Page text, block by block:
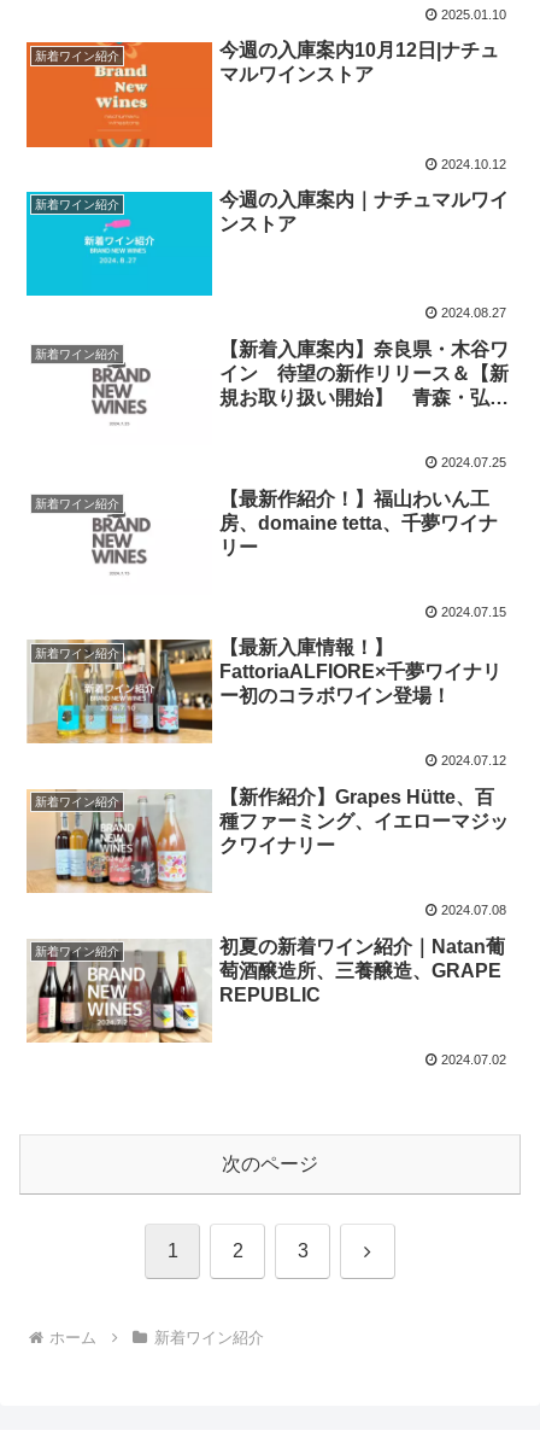
2025.01.10
新着ワイン紹介
今週の入庫案内10月12日|ナチュ
マルワインストア
2024.10.12
新着ワイン紹介
今週の入庫案内｜ナチュマルワイ
ンストア
2024.08.27
新着ワイン紹介
【新着入庫案内】奈良県・木谷ワ
イン 待望の新作リリース＆【新
規お取り扱い開始】 青森・弘
2024.07.25
新着ワイン紹介
【最新作紹介！】福山わいん工
房、domaine tetta、千夢ワイナ
リー
2024.07.15
新着ワイン紹介
【最新入庫情報！】
FattoriaALFIORE×千夢ワイナリ
ー初のコラボワイン登場！
2024.07.12
新着ワイン紹介
【新作紹介】Grapes Hütte、百
種ファーミング、イエローマジッ
クワイナリー
2024.07.08
新着ワイン紹介
初夏の新着ワイン紹介｜Natan葡
萄酒醸造所、三養醸造、GRAPE
REPUBLIC
2024.07.02
次のページ
1 2 3 次
ホーム 新着ワイン紹介